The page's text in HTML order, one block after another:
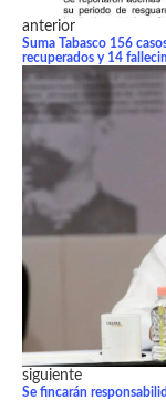
anterior
Suma Tabasco 156
recuperados y 14
siguiente
Se fincarán